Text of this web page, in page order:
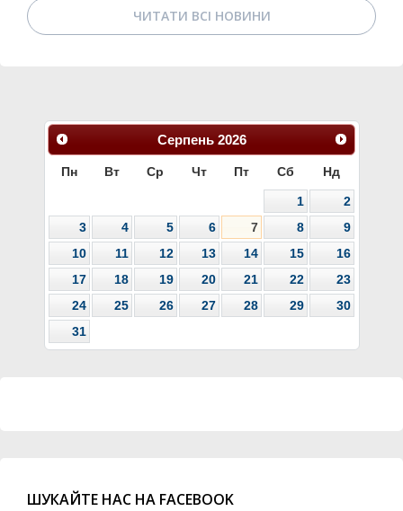
ЧИТАТИ ВСІ НОВИНИ
Серпень 2026
Пн Вт Ср Чт Пт Сб Нд
1
2
3
4 5 6 7 8
9
10
11 12 13 14 15
16
17
18 19 20 21 22
23
24
25 26 27 28 29
30
31
ШУКАЙТЕ НАС НА FACEBOOK